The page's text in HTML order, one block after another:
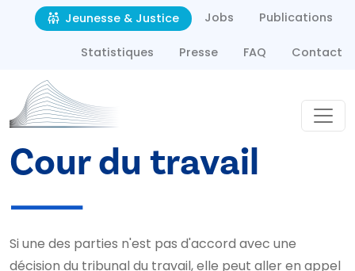
Aller au contenu principal
Second navigation
Jeunesse & Justice Jobs Publications
Statistiques Presse FAQ Contact
Cour du travail
Si une des parties n'est pas d'accord avec une
décision du tribunal du travail, elle peut aller en appel